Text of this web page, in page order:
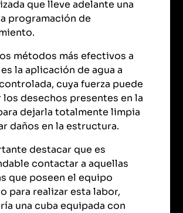
que lleve adelante una
programación de
métodos más efectivos a
la aplicación de agua a
cuya fuerza puede
los desechos presentes en la
dejarla totalmente limpia
daños en la estructura.
destacar que es
contactar a aquellas
que poseen el equipo
para realizar esta labor,
una cuba equipada con